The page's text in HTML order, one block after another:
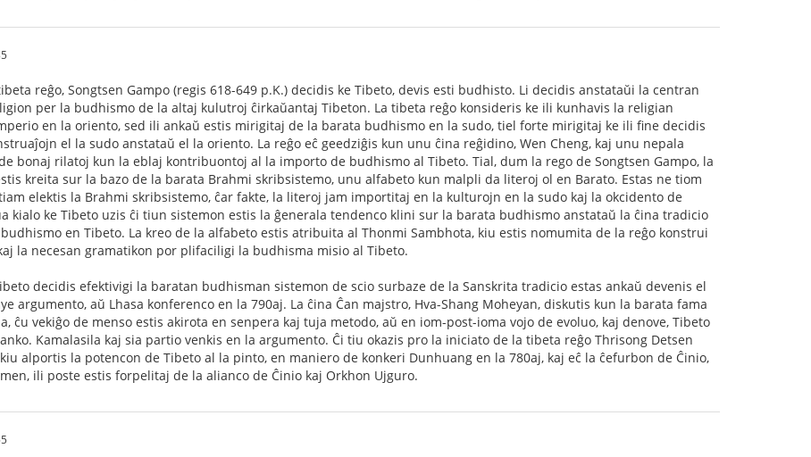
reĝo, Songtsen Gampo (regis 618-649 p.K.) decidis ke Tibeto, devis esti budhisto. Li decidis anstataŭi la centran
per la budhismo de la altaj kulutroj ĉirkaŭantaj Tibeton. La tibeta reĝo konsideris ke ili kunhavis la religian
en la oriento, sed ili ankaŭ estis mirigitaj de la barata budhismo en la sudo, tiel forte mirigitaj ke ili fine decidis
el la sudo anstataŭ el la oriento. La reĝo eĉ geedziĝis kun unu ĉina reĝidino, Wen Cheng, kaj unu nepala
bonaj rilatoj kun la eblaj kontribuontoj al la importo de budhismo al Tibeto. Tial, dum la rego de Songtsen Gampo, la
kreita sur la bazo de la barata Brahmi skribsistemo, unu alfabeto kun malpli da literoj ol en Barato. Estas ne tiom
elektis la Brahmi skribsistemo, ĉar fakte, la literoj jam importitaj en la kulturojn en la sudo kaj la okcidento de
kialo ke Tibeto uzis ĉi tiun sistemon estis la ĝenerala tendenco klini sur la barata budhismo anstataŭ la ĉina tradicio
en Tibeto. La kreo de la alfabeto estis atribuita al Thonmi Sambhota, kiu estis nomumita de la reĝo konstrui
la necesan gramatikon por plifaciligi la budhisma misio al Tibeto.
decidis efektivigi la baratan budhisman sistemon de scio surbaze de la Sanskrita tradicio estas ankaŭ devenis el
argumento, aŭ Lhasa konferenco en la 790aj. La ĉina Ĉan majstro, Hva-Shang Moheyan, diskutis kun la barata fama
ĉu vekiĝo de menso estis akirota en senpera kaj tuja metodo, aŭ en iom-post-ioma vojo de evoluo, kaj denove, Tibeto
Kamalasila kaj sia partio venkis en la argumento. Ĉi tiu okazis pro la iniciato de la tibeta reĝo Thrisong Detsen
kiu alportis la potencon de Tibeto al la pinto, en maniero de konkeri Dunhuang en la 780aj, kaj eĉ la ĉefurbon de Ĉinio,
ili poste estis forpelitaj de la alianco de Ĉinio kaj Orkhon Ujguro.